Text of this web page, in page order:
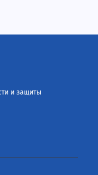
и защиты